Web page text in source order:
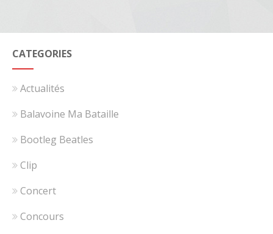
CATEGORIES
Actualités
Balavoine Ma Bataille
Bootleg Beatles
Clip
Concert
Concours